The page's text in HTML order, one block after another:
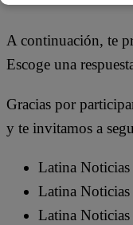
A continuación, te
Escoge una
Gracias por
y te invitamos a
Latina Noticias
Latina Noticias
Latina Noticias